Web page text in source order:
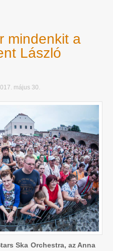
mindenkit a
László
május 30.
Ska Orchestra, az Anna